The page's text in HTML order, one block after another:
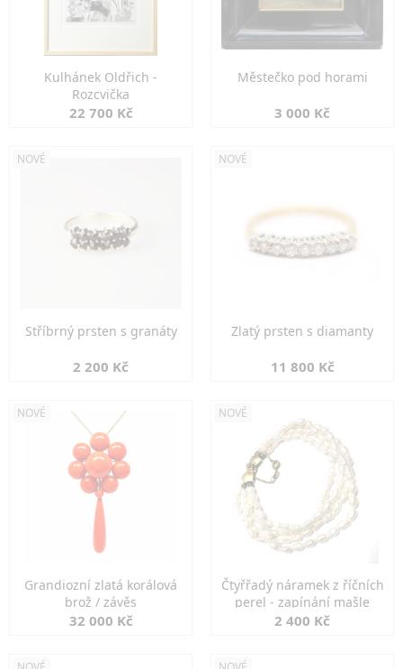
Kulhánek Oldřich -
Rozcvička
22 700 Kč
Městečko pod horami
3 000 Kč
NOVÉ
Stříbrný prsten s granáty
2 200 Kč
NOVÉ
Zlatý prsten s diamanty
11 800 Kč
NOVÉ
Grandiozní zlatá korálová
brož / závěs
32 000 Kč
NOVÉ
Čtyřřadý náramek z říčních
perel - zapínání mašle
2 400 Kč